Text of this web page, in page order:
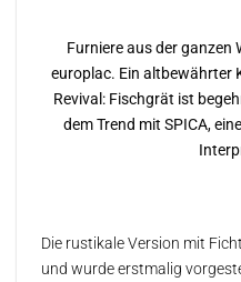
Furniere aus der ganzen
europlac. Ein altbewährter
Revival: Fischgrät ist
dem Trend mit SPICA,
Die rustikale Version mit
und wurde erstmalig